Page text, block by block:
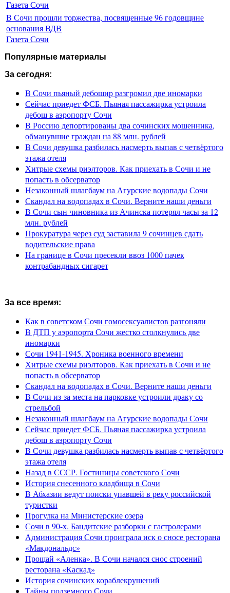
Газета Сочи
В Сочи прошли торжества, посвященные 96 годовщине
основания ВДВ
Газета Сочи
Популярные материалы
За сегодня:
В Сочи пьяный дебошир разгромил две иномарки
Сейчас приедет ФСБ. Пьяная пассажирка устроила
дебош в аэропорту Сочи
В Россию депортированы два сочинских мошенника,
обманувшие граждан на 88 млн. рублей
В Сочи девушка разбилась насмерть выпав с четвёртого
этажа отеля
Хитрые схемы риэлторов. Как приехать в Сочи и не
попасть в обсерватор
Незаконный шлагбаум на Агурские водопады Сочи
Скандал на водопадах в Сочи. Верните наши деньги
В Сочи сын чиновника из Ачинска потерял часы за 12
млн. рублей
Прокуратура через суд заставила 9 сочинцев сдать
водительские права
На границе в Сочи пресекли ввоз 1000 пачек
контрабандных сигарет
За все время:
Как в советском Сочи гомосексуалистов разгоняли
В ДТП у аэропорта Сочи жестко столкнулись две
иномарки
Сочи 1941-1945. Хроника военного времени
Хитрые схемы риэлторов. Как приехать в Сочи и не
попасть в обсерватор
Скандал на водопадах в Сочи. Верните наши деньги
В Сочи из-за места на парковке устроили драку со
стрельбой
Незаконный шлагбаум на Агурские водопады Сочи
Сейчас приедет ФСБ. Пьяная пассажирка устроила
дебош в аэропорту Сочи
В Сочи девушка разбилась насмерть выпав с четвёртого
этажа отеля
Назад в СССР. Гостиницы советского Сочи
История снесенного кладбища в Сочи
В Абхазии ведут поиски упавшей в реку российской
туристки
Прогулка на Министерские озера
Сочи в 90-х. Бандитские разборки с гастролерами
Администрация Сочи проиграла иск о сносе ресторана
«Макдональдс»
Прощай «Аленка». В Сочи начался снос строений
ресторана «Каскад»
История сочинских кораблекрушений
Тайны подземного Сочи